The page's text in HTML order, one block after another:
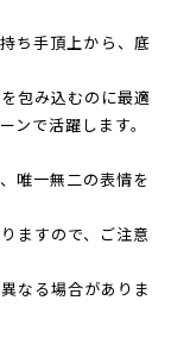
ち手頂上から、底
包み込むのに最適
ンで活躍します。
唯一無二の表情を
ますので、ご注意
なる場合がありま